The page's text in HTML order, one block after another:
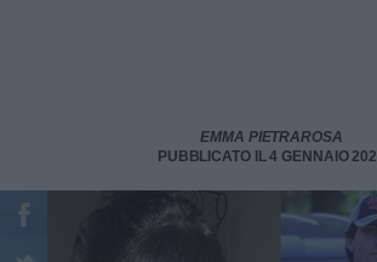
EMMA PIETRAROSA
PUBBLICATO IL 4 GENNAIO